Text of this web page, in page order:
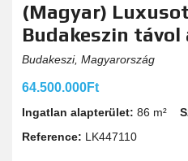
(Magyar)
Budakeszin távol
Budakeszi, Magyarország
64.500.000Ft
Ingatlan alapterület: 86 m²
Reference: LK447110